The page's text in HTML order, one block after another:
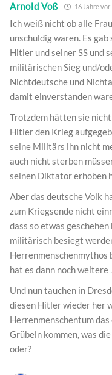
Arnold Voß 16 Jahre vor
Ich weiß nicht ob alle
unschuldig waren. Es
Hitler und seiner SS und
militärischen Sieg und/
Nichtdeutsche und
damit einverstanden
Trotzdem hätten sie
Hitler den Krieg
seine Militärs ihn nicht
auch nicht sterben
seinen Diktator erhoben
Aber das deutsche Volk
zum Kriegsende nicht
dass so etwas
militärisch besiegt
Herrenmenschenmythos
hat es dann noch
Und nun tauchen in
diesen Hitler wieder her
Herrenmenschentum
Grübeln kommen, was
oder?